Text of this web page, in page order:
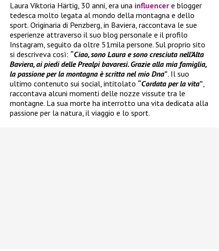
Laura Viktoria Härtig, 30 anni, era una influencer e blogger
tedesca molto legata al mondo della montagna e dello
sport. Originaria di Penzberg, in Baviera, raccontava le sue
esperienze attraverso il suo blog personale e il profilo
Instagram, seguito da oltre 51mila persone. Sul proprio sito
si descriveva così: “Ciao, sono Laura e sono cresciuta nell’Alta
Baviera, ai piedi delle Prealpi bavaresi. Grazie alla mia famiglia,
la passione per la montagna è scritta nel mio Dna”. Il suo
ultimo contenuto sui social, intitolato “Cordata per la vita”,
raccontava alcuni momenti delle nozze vissute tra le
montagne. La sua morte ha interrotto una vita dedicata alla
passione per la natura, il viaggio e lo sport.